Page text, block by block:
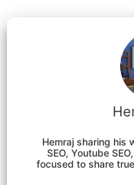
Hemraj sharing his
SEO, Youtube
focused to share